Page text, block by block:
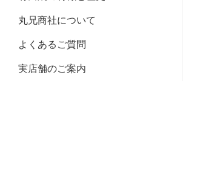
丸兄商社について
よくあるご質問
実店舗のご案内